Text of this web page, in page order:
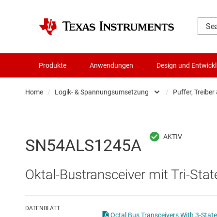
Produkte Anwendungen Design und
Home / Logik- & Spannungsumsetzung
Batteriemanagement-ICs
Die- & Wafer-Services
/ Puffer, Treiber
SN54ALS1245A
Oktal-Bustransceiver mit Tri-
DATENBLATT
Octal Bus Transceivers With 3-